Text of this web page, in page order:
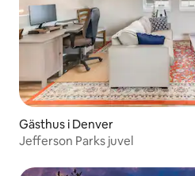
Gästhus i Denver
Jefferson Parks juvel